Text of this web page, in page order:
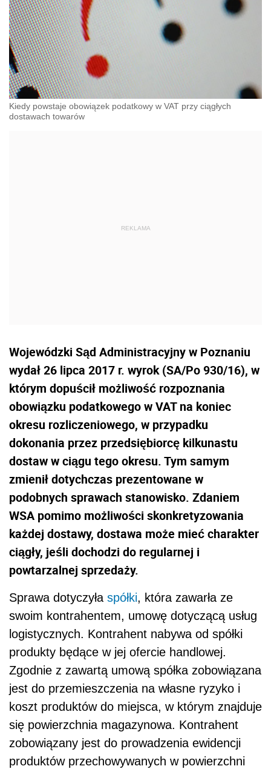
Kiedy powstaje obowiązek podatkowy w VAT przy ciągłych
dostawach towarów
Wojewódzki Sąd Administracyjny w Poznaniu
wydał 26 lipca 2017 r. wyrok (SA/Po 930/16), w
którym dopuścił możliwość rozpoznania
obowiązku podatkowego w VAT na koniec
okresu rozliczeniowego, w przypadku
dokonania przez przedsiębiorcę kilkunastu
dostaw w ciągu tego okresu. Tym samym
zmienił dotychczas prezentowane w
podobnych sprawach stanowisko. Zdaniem
WSA pomimo możliwości skonkretyzowania
każdej dostawy, dostawa może mieć charakter
ciągły, jeśli dochodzi do regularnej i
powtarzalnej sprzedaży.
Sprawa dotyczyła spółki, która zawarła ze
swoim kontrahentem, umowę dotyczącą usług
logistycznych. Kontrahent nabywa od spółki
produkty będące w jej ofercie handlowej.
Zgodnie z zawartą umową spółka zobowiązana
jest do przemieszczenia na własne ryzyko i
koszt produktów do miejsca, w którym znajduje
się powierzchnia magazynowa. Kontrahent
zobowiązany jest do prowadzenia ewidencji
produktów przechowywanych w powierzchni